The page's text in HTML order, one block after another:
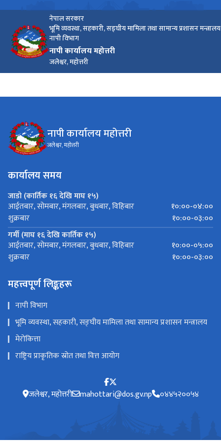
नेपाल सरकार
भूमि व्यवस्था, सहकारी, सङ्घीय मामिला तथा सामान्य प्रशासन मन्त्रालय
नापी विभाग
नापी कार्यालय महोत्तरी
जलेश्वर, महोत्तरी
नापी कार्यालय महोत्तरी
जलेश्वर, महोत्तरी
कार्यालय समय
जाडो (कार्तिक १६ देखि माघ १५)
आईतबार, सोमबार, मंगलबार, बुधबार, विहिबार
१०:००-०४:००
शुक्रबार
१०:००-०३:००
गर्मी (माघ १६ देखि कार्तिक १५)
आईतबार, सोमबार, मंगलबार, बुधबार, विहिबार
१०:००-०५:००
शुक्रबार
१०:००-०३:००
महत्त्वपूर्ण लिङ्कहरू
नापी विभाग
भूमि व्यवस्था, सहकारी, सङ्घीय मामिला तथा सामान्य प्रशासन मन्त्रालय
मेरोकित्ता
राष्ट्रिय प्राकृतिक स्रोत तथा वित्त आयोग
जलेश्वर, महोत्तरी mahottari@dos.gv.np ०४४५२००५४